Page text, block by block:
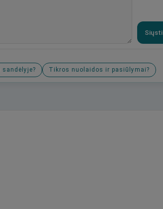
Siųsti
Tikros nuolaidos ir pasiūlymai?